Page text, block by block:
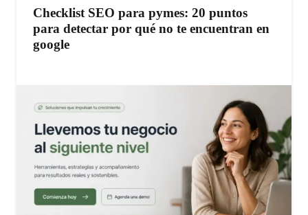
Checklist SEO para pymes: 20 puntos
para detectar por qué no te encuentran en
google